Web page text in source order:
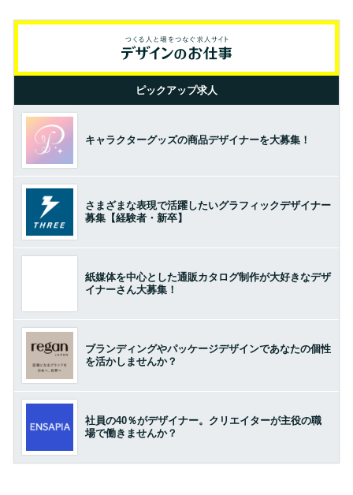
ピックアップ求人
キャラクターグッズの商品デザイナーを大募集！
さまざまな表現で活躍したいグラフィックデザイナー
募集【経験者・新卒】
紙媒体を中心とした通販カタログ制作が大好きなデザ
イナーさん大募集！
ブランディングやパッケージデザインであなたの個性
を活かしませんか？
社員の40％がデザイナー。クリエイターが主役の職
場で働きませんか？